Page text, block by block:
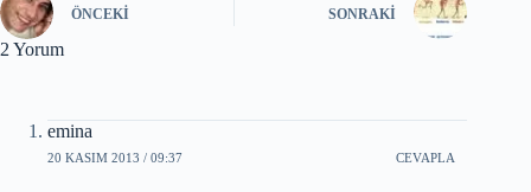
ÖNCEKI SONRAKI
2 Yorum
emina
20 KASIM 2013 / 09:37 CEVAPLA